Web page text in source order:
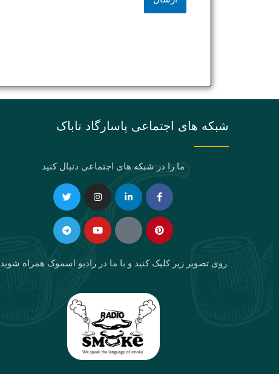
شبکه های اجتماعی پاسارگاد تاباک
ما را در شبکه های اجتماعی دنبال کنید
Facebook-
f
Linkedin-
in
Instagram
Twitter Pinterest
Eaparat
Youtube
Telegram
روی تصویر زیر کلیک کنید و با ما در رادیو اسموک همراه شوید